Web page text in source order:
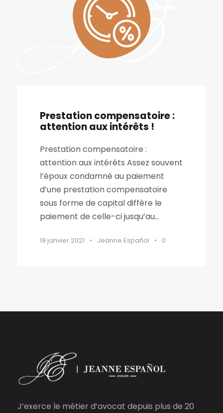
Prestation compensatoire :
attention aux intérêts !
Prestation compensatoire :
attention aux intérêts Assez souvent
l’époux condamné au paiement
d’une prestation compensatoire
sous forme de capital diffère le
paiement de celle-ci jusqu’au...
19 janvier 2021 • Jeanne Español • 0
J’exerce le métier d’avocat depuis plus de 20